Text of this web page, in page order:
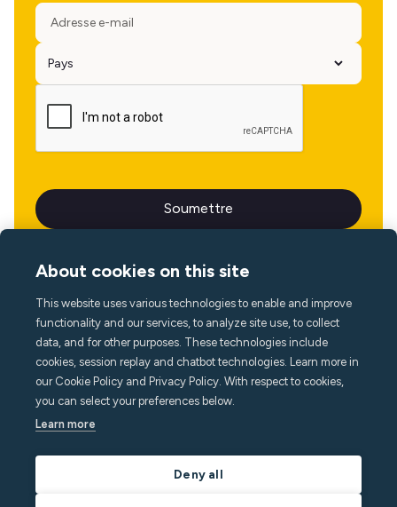
Langue
About cookies on this site
This website uses various technologies to enable and improve
functionality and our services, to analyze site use, to collect
data, and for other purposes. These technologies include
cookies, session replay and chatbot technologies. Learn more in
our Cookie Policy and Privacy Policy. With respect to cookies,
you can select your preferences below.
Learn more
Deny all